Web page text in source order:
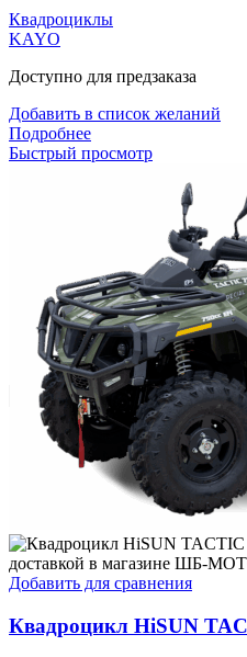
Квадроциклы
KAYO
Доступно для предзаказа
Добавить в список желаний
Подробнее
Быстрый просмотр
Добавить для сравнения
Квадроцикл HiSUN